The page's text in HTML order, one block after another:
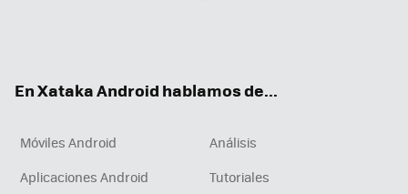
En Xataka Android hablamos de...
Móviles Android
Análisis
Aplicaciones Android
Tutoriales